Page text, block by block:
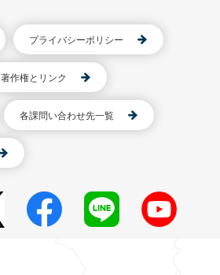
プライバシーポリシー
著作権とリンク
各課問い合わせ先一覧